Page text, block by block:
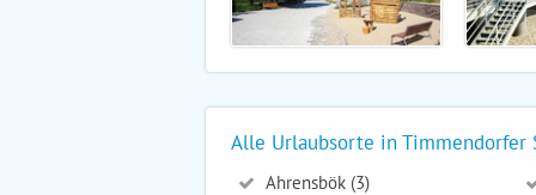
Alle Urlaubsorte in Timmendorfer
Ahrensbök (3)